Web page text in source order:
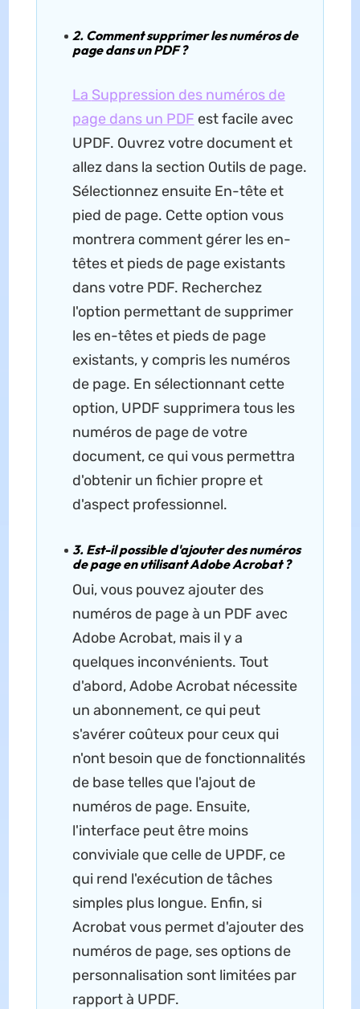
2. Comment supprimer les numéros de
page dans un PDF ?
La Suppression des numéros de
page dans un PDF est facile avec
UPDF. Ouvrez votre document et
allez dans la section Outils de page.
Sélectionnez ensuite En-tête et
pied de page. Cette option vous
montrera comment gérer les en-
têtes et pieds de page existants
dans votre PDF. Recherchez
l'option permettant de supprimer
les en-têtes et pieds de page
existants, y compris les numéros
de page. En sélectionnant cette
option, UPDF supprimera tous les
numéros de page de votre
document, ce qui vous permettra
d'obtenir un fichier propre et
d'aspect professionnel.
3. Est-il possible d'ajouter des numéros
de page en utilisant Adobe Acrobat ?
Oui, vous pouvez ajouter des
numéros de page à un PDF avec
Adobe Acrobat, mais il y a
quelques inconvénients. Tout
d'abord, Adobe Acrobat nécessite
un abonnement, ce qui peut
s'avérer coûteux pour ceux qui
n'ont besoin que de fonctionnalités
de base telles que l'ajout de
numéros de page. Ensuite,
l'interface peut être moins
conviviale que celle de UPDF, ce
qui rend l'exécution de tâches
simples plus longue. Enfin, si
Acrobat vous permet d'ajouter des
numéros de page, ses options de
personnalisation sont limitées par
rapport à UPDF.